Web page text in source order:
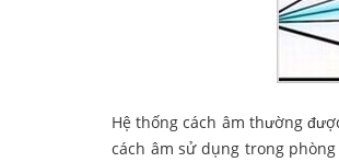
Hệ thống cách âm thường
cách âm sử dụng trong